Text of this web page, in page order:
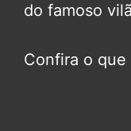
do famoso
Confira o que